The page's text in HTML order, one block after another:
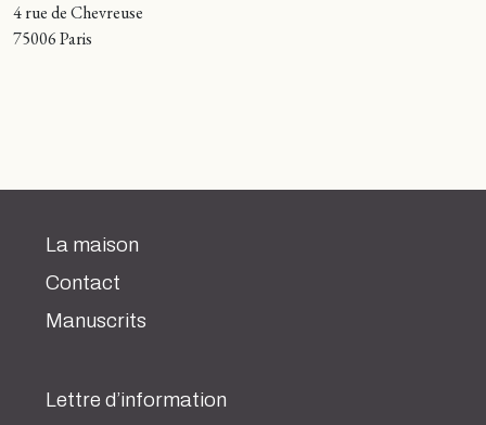
4 rue de Chevreuse
75006 Paris
La maison
Contact
Manuscrits
Lettre d’information